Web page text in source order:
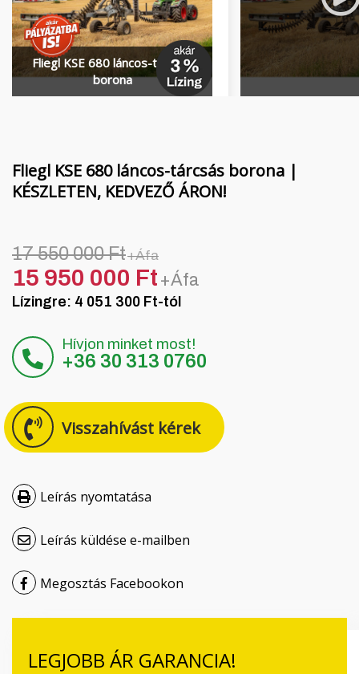
QUIVOGNE talajmunkagépek
LETÁK-LEKO talajmunkagépek
Karrier
Rólunk
Deutsch
Română
Hrvatski
Nederlands
Français
српски
Fliegl KSE 680 láncos-tárcsás
borona
Fliegl KSE 680 láncos-tárcsás borona |
KÉSZLETEN, KEDVEZŐ ÁRON!
17 550 000 Ft+Áfa
15 950 000 Ft +Áfa
Lízingre: 4 051 300 Ft-tól
Hívjon minket most!
+36 30 313 0760
Visszahívást kérek
Leírás nyomtatása
Leírás küldése e-mailben
Megosztás Facebookon
LEGJOBB ÁR GARANCIA!